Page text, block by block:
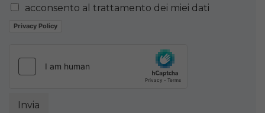
acconsento al trattamento dei miei dati
Privacy Policy
Invia